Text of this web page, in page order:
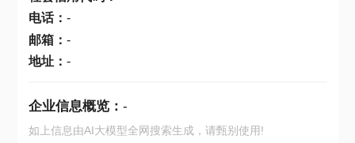
电话： -
邮箱： -
地址： -
企业信息概览： -
如上信息由AI大模型全网搜索生成，请甄别使用!